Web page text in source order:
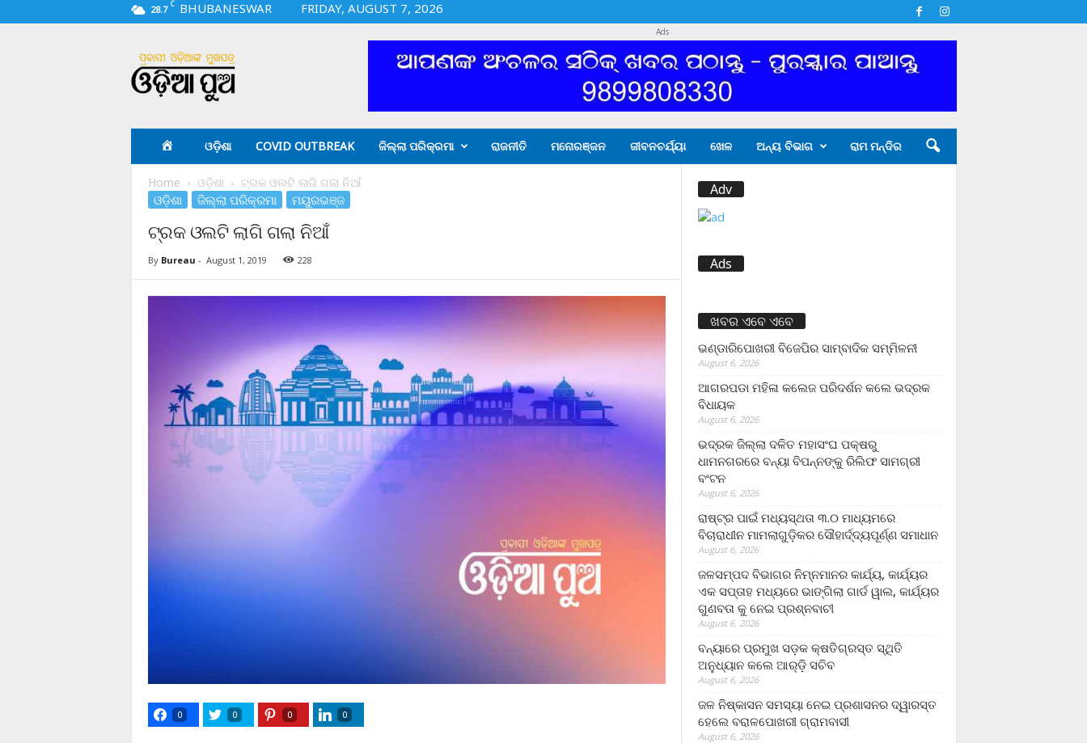
28.7 C BHUBANESWAR
FRIDAY, AUGUST 7, 2026
i
a
Ads
ଓଡ଼ିଶା COVID OUTBREAK ଜିଲ୍ଲା ପରିକ୍ରମା ରାଜନୀତି ମନୋରଞ୍ଜନ ଜୀବନଚର୍ଯ୍ୟା ଖେଳ ଅନ୍ୟ ବିଭାଗ ରାମ ମନ୍ଦିର
Home ଓଡ଼ିଶା ଟ୍ରକ ଓଲଟି ଲାଗି ଗଲା ନିଆଁ
ଓଡ଼ିଶା ଜିଲ୍ଲା ପରିକ୍ରମା ମୟୁରଭଞ୍ଜ
ଟ୍ରକ ଓଲଟି ଲାଗି ଗଲା ନିଆଁ
By Bureau - August 1, 2019 228
0 0 0 0
Adv
Ads
ଖବର ଏବେ ଏବେ
ଭଣ୍ଡାରିପୋଖରୀ ବିଜେପିର ସାମ୍ବାଦିକ ସମ୍ମିଳନୀ
August 6, 2026
ଆଗରପଡା ମହିଳା କଲେଜ ପରିଦର୍ଶନ କଲେ ଭଦ୍ରକ
ବିଧାୟକ
August 6, 2026
ଭଦ୍ରକ ଜିଲ୍ଲା ଦଳିତ ମହାସଂଘ ପକ୍ଷରୁ
ଧାମନଗରରେ ବନ୍ୟା ବିପନ୍ନଙ୍କୁ ରିଲିଫ ସାମଗ୍ରୀ
ବଂଟନ
August 6, 2026
ରାଷ୍ଟ୍ର ପାଇଁ ମଧ୍ୟସ୍ଥତା ୩.୦ ମାଧ୍ୟମରେ
ବିଚାରାଧୀନ ମାମଲାଗୁଡ଼ିକର ସୌହାର୍ଦ୍ଦ୍ୟପୂର୍ଣ୍ଣ ସମାଧାନ
August 6, 2026
ଜଳସମ୍ପଦ ବିଭାଗର ନିମ୍ନମାନର କାର୍ଯ୍ୟ, କାର୍ଯ୍ୟର
ଏକ ସପ୍ତାହ ମଧ୍ୟରେ ଭାଙ୍ଗିଲା ଗାର୍ଡ ୱାଲ, କାର୍ଯ୍ୟର
ଗୁଣବତା କୁ ନେଇ ପ୍ରଶ୍ନବାଚୀ
August 6, 2026
ବନ୍ୟାରେ ପ୍ରମୁଖ ସଡ଼କ କ୍ଷତିଗ୍ରସ୍ତ ସ୍ଥିତି
ଅନୁଧ୍ୟାନ କଲେ ଆର୍‌ଡ଼ି ସଚିବ
August 6, 2026
ଜଳ ନିଷ୍କାସନ ସମସ୍ୟା ନେଇ ପ୍ରଶାସନର ଦ୍ୱାରସ୍ତ
ହେଲେ ବରାଳପୋଖରୀ ଗ୍ରାମବାସୀ
August 6, 2026